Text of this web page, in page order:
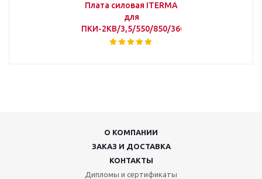
Плата силовая ITERMA
для
ПКИ-2КВ/3,5/550/850/360
О КОМПАНИИ
ЗАКАЗ И ДОСТАВКА
КОНТАКТЫ
Дипломы и сертификаты